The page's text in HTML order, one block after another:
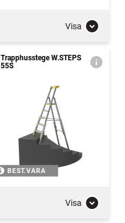
Visa
Trapphusstege W.STEPS
55S
BEST.VARA
Visa